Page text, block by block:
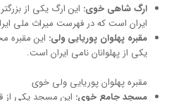
ارگ شاهی خوی: این ارگ یکی از
ایران است که در فهرست میراث ملی
مقبره پهلوان پوریایی ولی: این مقبره
یکی از پهلوانان نامی ایران است.
مقبره پهلوان پوریایی ولی خوی
مسجد جامع خوی: این مسجد یکی از